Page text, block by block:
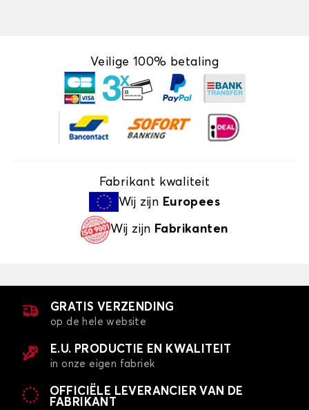
Veilige 100% betaling
Fabrikant kwaliteit
Wij zijn Europees
Wij zijn Fabrikanten
GRATIS VERZENDING
op de hele website
E.U. PRODUCTIE EN KWALITEIT
in onze eigen fabriek
OFFICIËLE LEVERANCIER VAN DE
FABRIKANT